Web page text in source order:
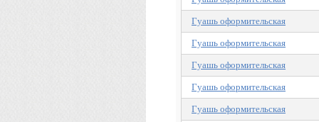
Гуашь оформительская
Гуашь оформительская
Гуашь оформительская
Гуашь оформительская
Гуашь оформительская